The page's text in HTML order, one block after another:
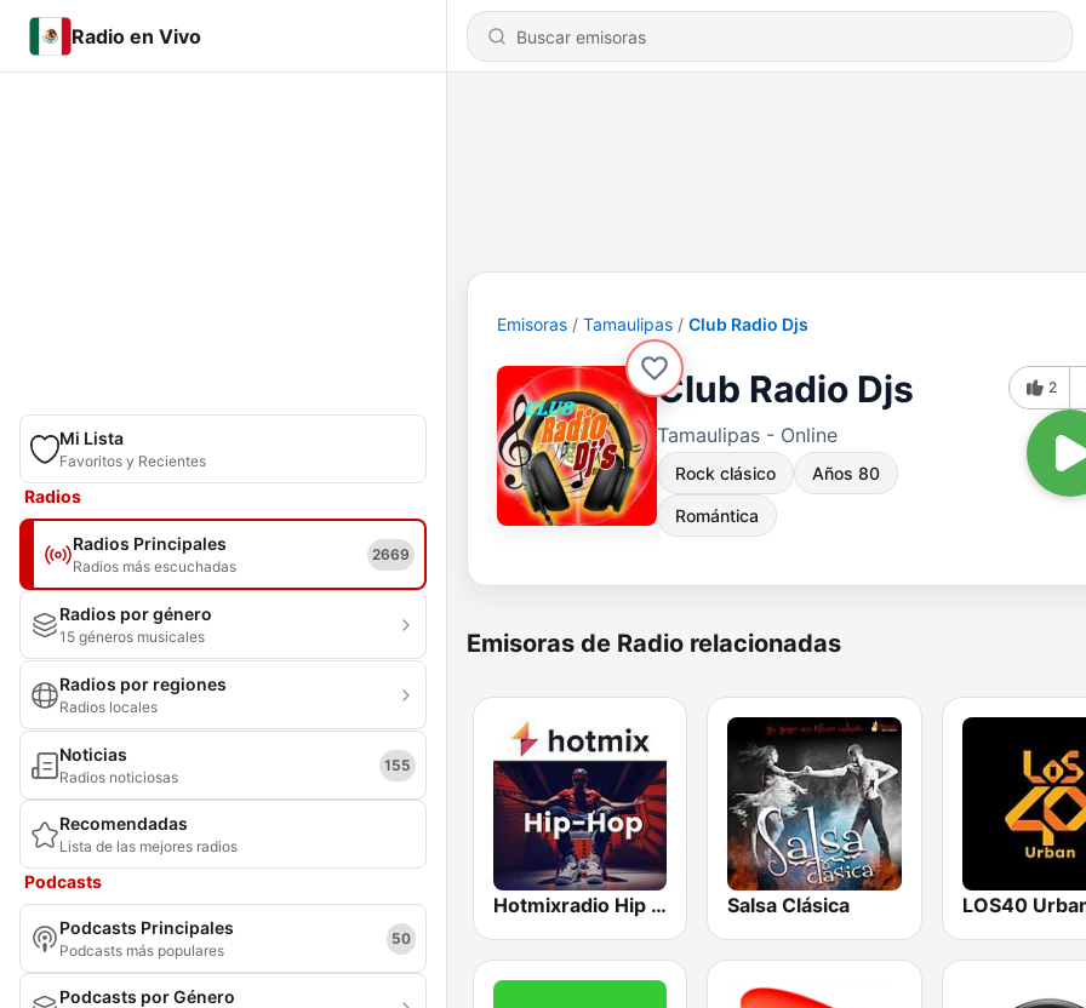
Radio en Vivo
Mi Lista
Favoritos y Recientes
Radios
Radios Principales
Radios más escuchadas
2669
Radios por género
15 géneros musicales
Radios por regiones
Radios locales
Noticias
Radios noticiosas
155
Recomendadas
Lista de las mejores radios
Podcasts
Podcasts Principales
Podcasts más populares
50
Podcasts por Género
Emisoras Tamaulipas Club Radio Djs
Club Radio Djs
Tamaulipas - Online
Rock clásico Años 80
Romántica
2
Emisoras de Radio relacionadas
Hotmixradio Hip Hop Salsa Clásica LOS40